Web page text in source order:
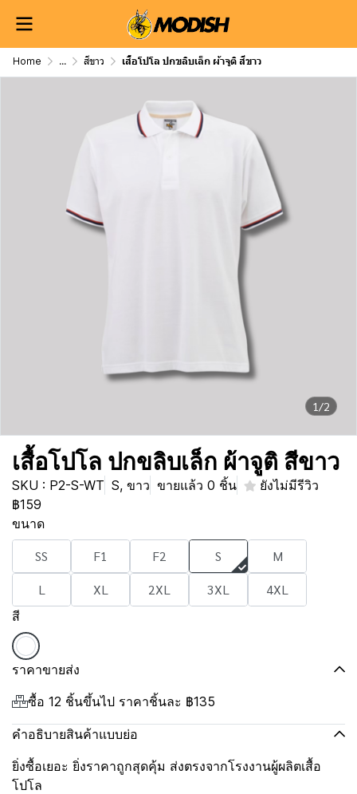
Home ... สีขาว เสื้อโปโล ปกขลิบเล็ก ผ้าจูติ สีขาว
1/2
เสื้อโปโล ปกขลิบเล็ก ผ้าจูติ สีขาว
SKU : P2-S-WT S, ขาว ขายแล้ว 0 ชิ้น
ยังไม่มีรีวิว
฿159
ขนาด
SS F1 F2 S
M
L
XL 2XL 3XL 4XL
สี
ราคาขายส่ง
ซื้อ 12 ชิ้นขึ้นไป ราคาชิ้นละ ฿135
คำอธิบายสินค้าแบบย่อ
ยิ่งซื้อเยอะ ยิ่งราคาถูกสุดคุ้ม ส่งตรงจากโรงงานผู้ผลิตเสื้อ
โปโล